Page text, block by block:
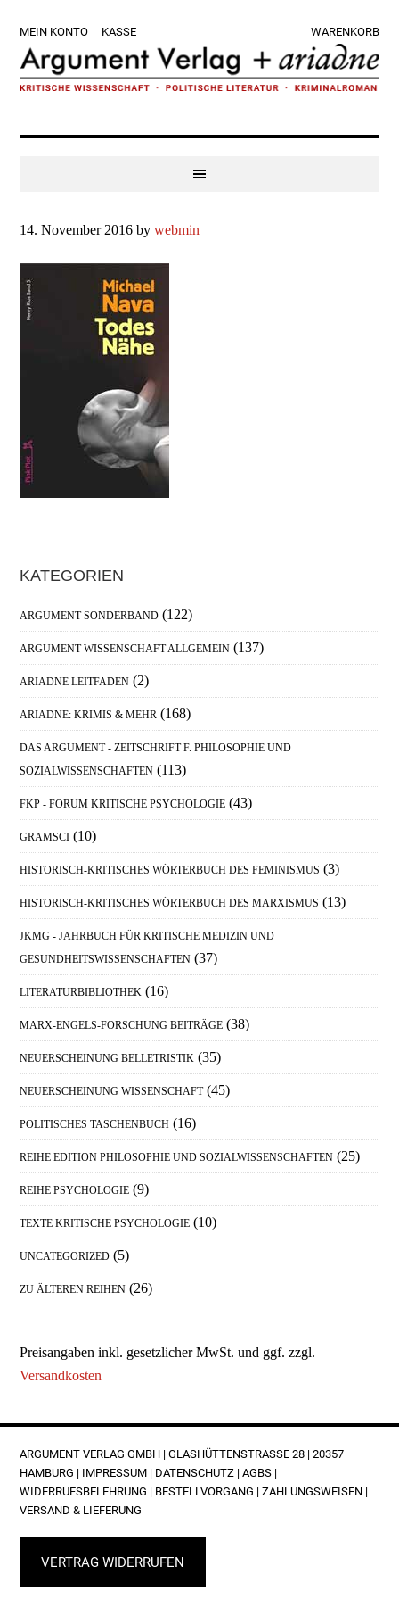
Hauptnavigation
springen
main
content
Hauptsidebar
springen
Fußzeile
springen
MEIN KONTO KASSE WARENKORB
14. November 2016 bywebmin
Haupt-
Sidebar
KATEGORIEN
ARGUMENT SONDERBAND (122)
ARGUMENT WISSENSCHAFT ALLGEMEIN (137)
ARIADNE LEITFADEN (2)
ARIADNE: KRIMIS & MEHR (168)
DAS ARGUMENT - ZEITSCHRIFT F. PHILOSOPHIE UND
SOZIALWISSENSCHAFTEN (113)
FKP - FORUM KRITISCHE PSYCHOLOGIE (43)
GRAMSCI (10)
HISTORISCH-KRITISCHES WÖRTERBUCH DES FEMINISMUS (3)
HISTORISCH-KRITISCHES WÖRTERBUCH DES MARXISMUS (13)
JKMG - JAHRBUCH FÜR KRITISCHE MEDIZIN UND
GESUNDHEITSWISSENSCHAFTEN (37)
LITERATURBIBLIOTHEK (16)
MARX-ENGELS-FORSCHUNG BEITRÄGE (38)
NEUERSCHEINUNG BELLETRISTIK (35)
NEUERSCHEINUNG WISSENSCHAFT (45)
POLITISCHES TASCHENBUCH (16)
REIHE EDITION PHILOSOPHIE UND SOZIALWISSENSCHAFTEN (25)
REIHE PSYCHOLOGIE (9)
TEXTE KRITISCHE PSYCHOLOGIE (10)
UNCATEGORIZED (5)
ZU ÄLTEREN REIHEN (26)
Preisangaben inkl. gesetzlicher MwSt. und ggf. zzgl.
Versandkosten
FOOTER
ARGUMENT VERLAG GMBH | GLASHÜTTENSTRASSE 28 | 20357 H
AMBURG | IMPRESSUM | DATENSCHUTZ |AGBS |
WIDERRUFSBELEHRUNG | BESTELLVORGANG |ZAHLUNGSWEISEN |
VERSAND & LIEFERUNG
VERTRAG WIDERRUFEN